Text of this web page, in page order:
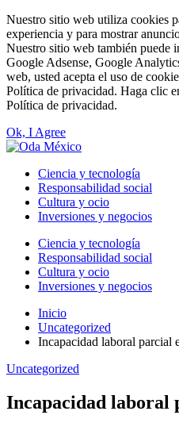
Nuestro sitio web utiliza cookies
experiencia y para mostrar
Nuestro sitio web también puede
Google Adsense, Google
web, usted acepta el uso de
Política de privacidad. Haga clic
Política de privacidad.
Ok, I Agree
Ciencia y tecnología
Responsabilidad social
Cultura y ocio
Inversiones y negocios
Ciencia y tecnología
Responsabilidad social
Cultura y ocio
Inversiones y negocios
Inicio
Uncategorized
Incapacidad laboral parcial
Uncategorized
Incapacidad laboral